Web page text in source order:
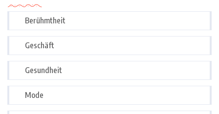
Berühmtheit
Geschäft
Gesundheit
Mode